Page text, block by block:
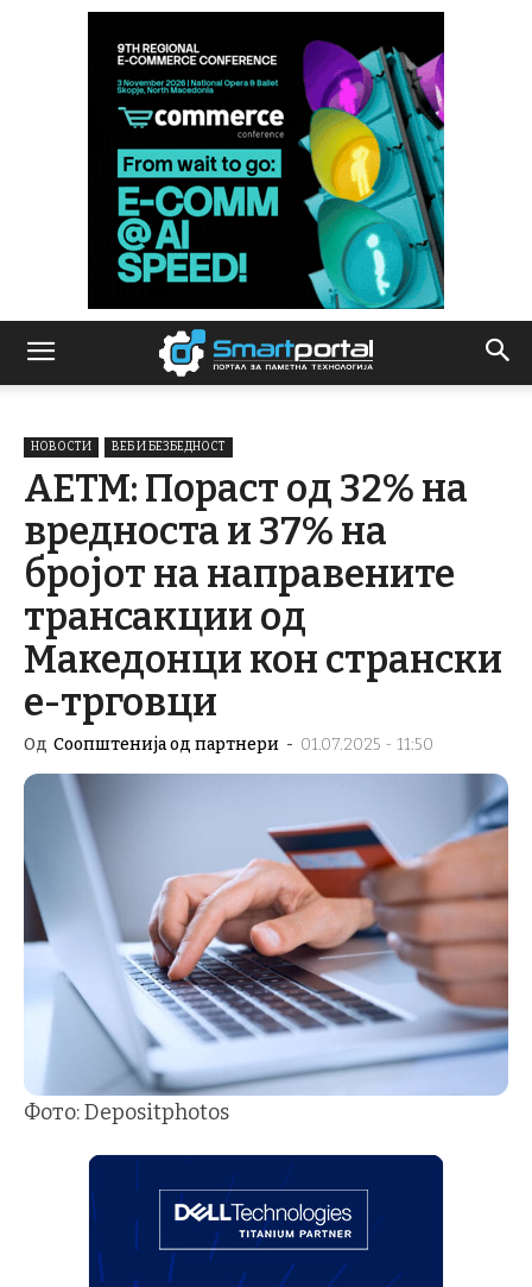
НОВОСТИ ВЕБ И БЕЗБЕДНОСТ
АЕТМ: Пораст од 32% на
вредноста и 37% на
бројот на направените
трансакции од
Македонци кон странски
е-трговци
Од Соопштенија од партнери - 01.07.2025 - 11:50
Фото: Depositphotos